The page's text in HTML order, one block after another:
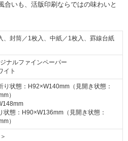
合いも、活版印刷ならではの味わいと
、封筒／1枚入、中紙／1枚入、罫線台紙
ナルファインペーパー
イト
り状態：H92×W140mm（見開き状態：
）
状態：H90×W136mm（見開き状態：
）